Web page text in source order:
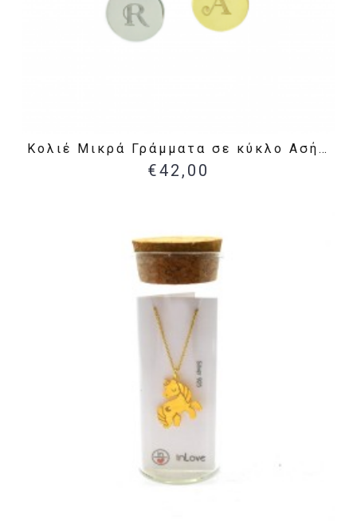
Κολιέ Μικρά Γράμματα σε κύκλο Ασήμι 925
€42,00